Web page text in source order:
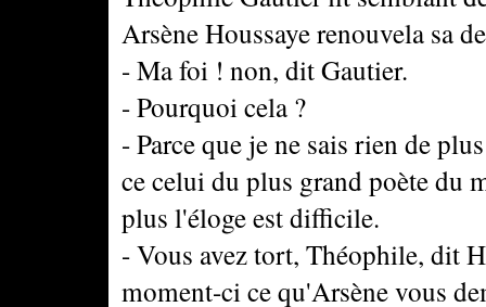
Arsène Houssaye renouvela sa
- Ma foi ! non, dit Gautier.
- Pourquoi cela ?
- Parce que je ne sais rien de
ce celui du plus grand poète du
plus l'éloge est difficile.
- Vous avez tort, Théophile, dit
moment-ci ce qu'Arsène vous